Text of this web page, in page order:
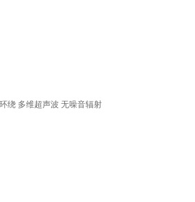
绕 多维超声波 无噪音辐射